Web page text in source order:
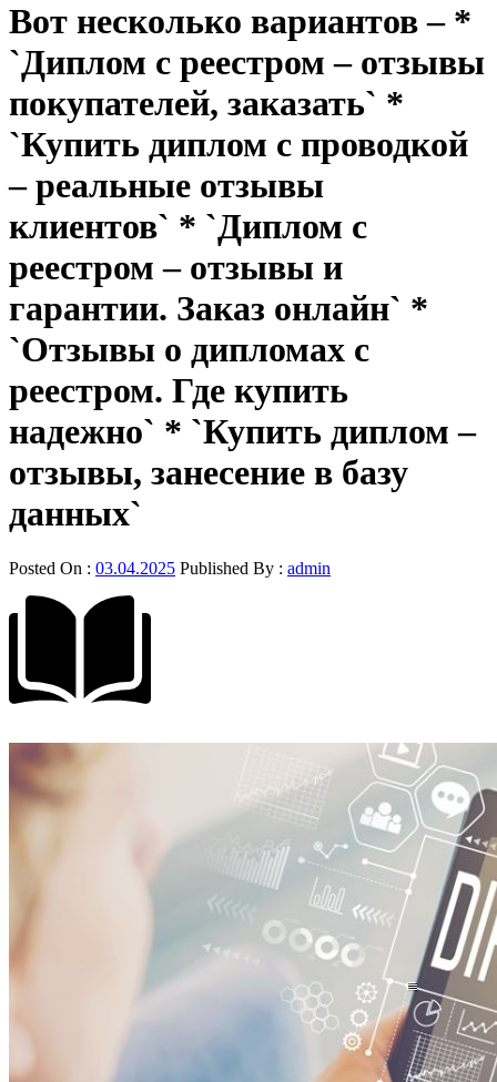
Вот несколько вариантов – *
`Диплом с реестром – отзывы
покупателей, заказать` *
`Купить диплом с проводкой
– реальные отзывы
клиентов` * `Диплом с
реестром – отзывы и
гарантии. Заказ онлайн` *
`Отзывы о дипломах с
реестром. Где купить
надежно` * `Купить диплом –
отзывы, занесение в базу
данных`
Posted On : 03.04.2025 Published By : admin